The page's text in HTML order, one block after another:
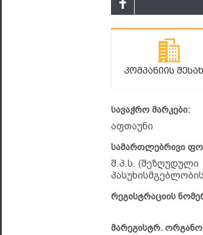
Კომპანიის
სავაჭრო მარკები:
აფთაუნი
სამართლებრივი
შ.პ.ს. (შეზღუდული
რეგისტრაციის
მარეგისტრ.